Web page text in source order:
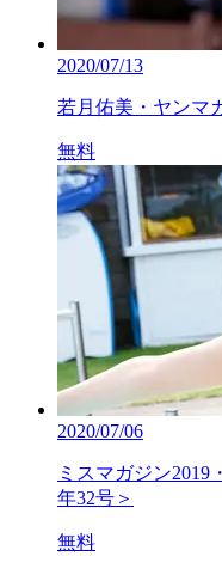
2020/07/13
若月佑美・ヤンマ
無料
2020/07/06
ミスマガジン
年32号＞
無料